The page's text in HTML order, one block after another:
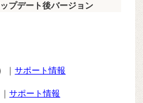
プデート後バージョン
｜サポート情報
サポート情報